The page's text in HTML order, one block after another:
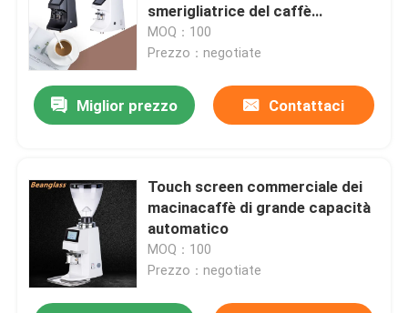
smerigliatrice del caffè
espresso per il negozio
commerciale
MOQ：100
Prezzo：negotiate
Miglior prezzo Contattaci
Touch screen commerciale dei
macinacaffè di grande capacità
automatico
MOQ：100
Prezzo：negotiate